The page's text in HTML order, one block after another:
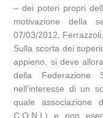
– dei poteri propri
motivazione della
07/03/2012,
Sulla scorta dei
appieno, si deve
della Federazione
nell’interesse di un
quale associazione
C.O.N.I.) e non